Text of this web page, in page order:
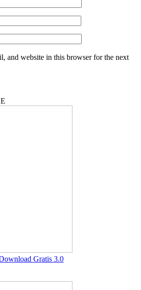
and website in this browser for the next
Gratis 3.0